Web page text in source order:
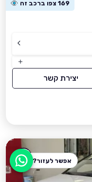
169 צפו ברכב זה
יצירת קשר
אפשר לעזור?